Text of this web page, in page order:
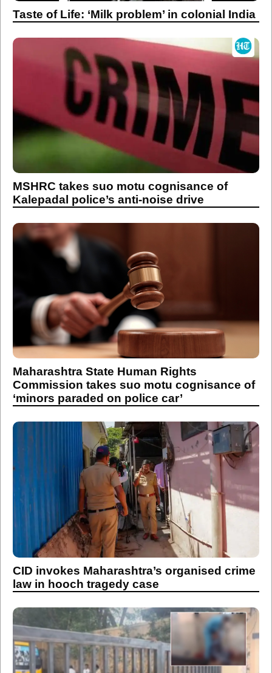
Taste of Life: ‘Milk problem’ in colonial India
MSHRC takes suo motu cognisance of
Kalepadal police’s anti-noise drive
Maharashtra State Human Rights
Commission takes suo motu cognisance of
‘minors paraded on police car’
CID invokes Maharashtra’s organised crime
law in hooch tragedy case